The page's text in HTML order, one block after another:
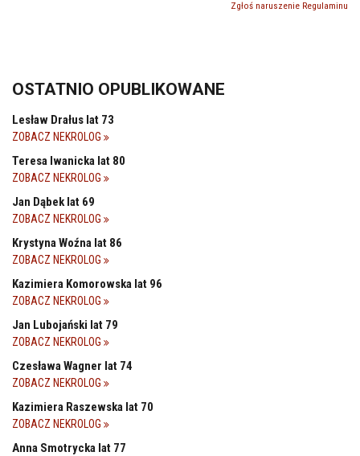
Zgłoś naruszenie Regulaminu
OSTATNIO OPUBLIKOWANE
Lesław Drałus lat 73
ZOBACZ NEKROLOG
Teresa Iwanicka lat 80
ZOBACZ NEKROLOG
Jan Dąbek lat 69
ZOBACZ NEKROLOG
Krystyna Woźna lat 86
ZOBACZ NEKROLOG
Kazimiera Komorowska lat 96
ZOBACZ NEKROLOG
Jan Lubojański lat 79
ZOBACZ NEKROLOG
Czesława Wagner lat 74
ZOBACZ NEKROLOG
Kazimiera Raszewska lat 70
ZOBACZ NEKROLOG
Anna Smotrycka lat 77